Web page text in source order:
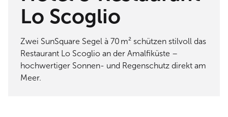
Lo Scoglio
Zwei SunSquare Segel à 70 m² schützen stilvoll das
Restaurant Lo Scoglio an der Amalfiküste –
hochwertiger Sonnen- und Regenschutz direkt am
Meer.